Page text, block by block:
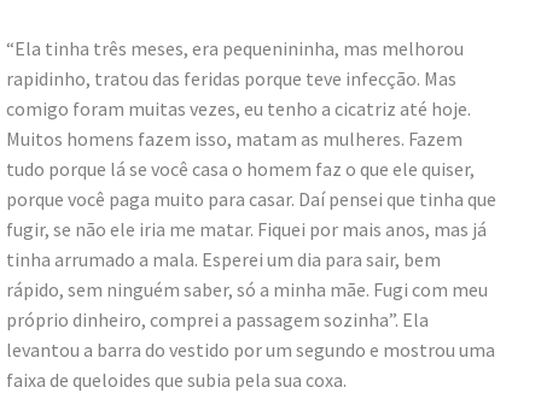
“Ela tinha três meses, era pequenininha, mas melhorou
rapidinho, tratou das feridas porque teve infecção. Mas
comigo foram muitas vezes, eu tenho a cicatriz até hoje.
Muitos homens fazem isso, matam as mulheres. Fazem
tudo porque lá se você casa o homem faz o que ele quiser,
porque você paga muito para casar. Daí pensei que tinha que
fugir, se não ele iria me matar. Fiquei por mais anos, mas já
tinha arrumado a mala. Esperei um dia para sair, bem
rápido, sem ninguém saber, só a minha mãe. Fugi com meu
próprio dinheiro, comprei a passagem sozinha”. Ela
levantou a barra do vestido por um segundo e mostrou uma
faixa de queloides que subia pela sua coxa.